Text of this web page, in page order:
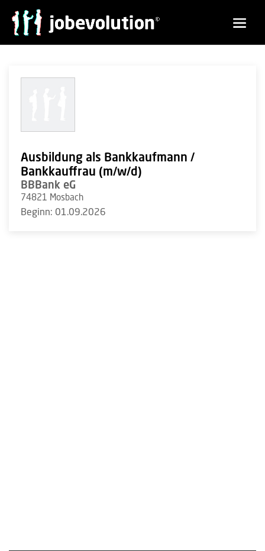
Ausbildung als Bankkaufmann /
Bankkauffrau (m/w/d)
BBBank eG
74821 Mosbach
Beginn: 01.09.2026